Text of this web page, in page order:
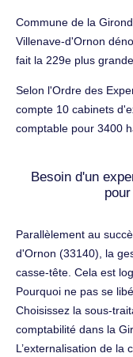
Commune de la
Villenave-d'Ornon
fait la 229e plus
Selon l'Ordre des
compte 10 cabinets
comptable pour 3400
Besoin d'un
Parallèlement au
d'Ornon (33140), la
casse-tête. Cela est
Pourquoi ne pas se
Choisissez la sous-
comptabilité dans la
L’externalisation de la